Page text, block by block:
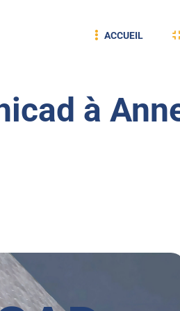
ACCUEIL
à